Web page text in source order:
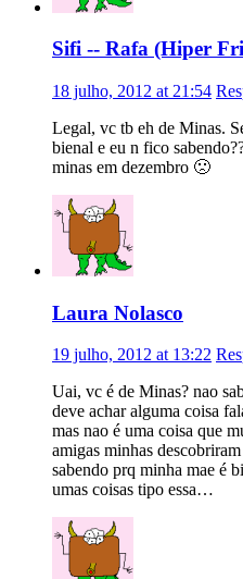
Sifi -- Rafa (Hiper
18 julho, 2012 at 21:54
Legal, vc tb eh de Minas.
bienal e eu n fico
minas em dezembro 🙁
Laura Nolasco
19 julho, 2012 at 13:22
Uai, vc é de Minas? nao
deve achar alguma coisa
mas nao é uma coisa que
amigas minhas
sabendo prq minha mae é
umas coisas tipo essa…